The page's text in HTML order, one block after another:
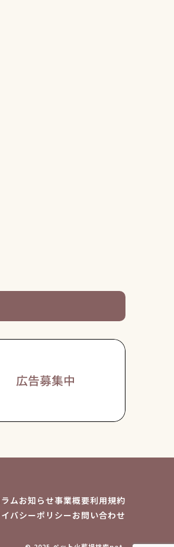
ムお知らせ事業概要利用規約
バシーポリシーお問い合わせ